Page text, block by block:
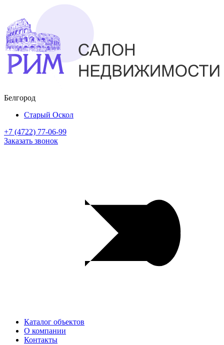
Белгород
Старый Оскол
+7 (4722) 77-06-99
Заказать звонок
Каталог объектов
О компании
Контакты